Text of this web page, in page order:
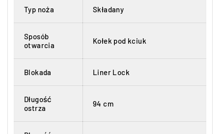
Typ noża Składany
Sposób
otwarcia
Kołek pod kciuk
Blokada Liner Lock
Długość
ostrza
94 cm